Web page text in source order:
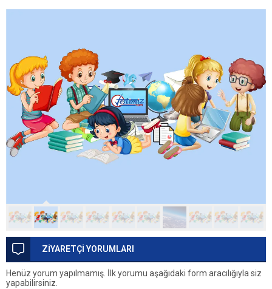
ZİYARETÇİ YORUMLARI
Henüz yorum yapılmamış. İlk yorumu aşağıdaki form aracılığıyla siz
yapabilirsiniz.